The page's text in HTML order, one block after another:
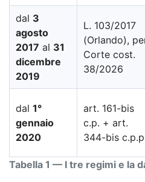
Tabella 1 — I tre regimi e la
dal 3
agosto
2017 al 31
dicembre
2019
L. 103/2017
(Orlando),
Corte cost.
38/2026
dal 1°
gennaio
2020
art. 161-bis
c.p. + art.
344-bis